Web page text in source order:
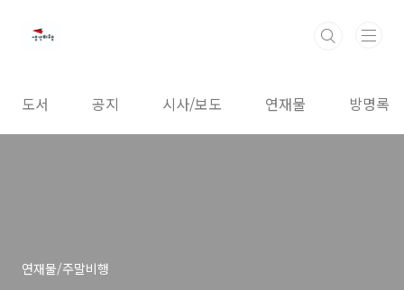
도서 공지 시사/보도 연재물 방명록
연재물/주말비행